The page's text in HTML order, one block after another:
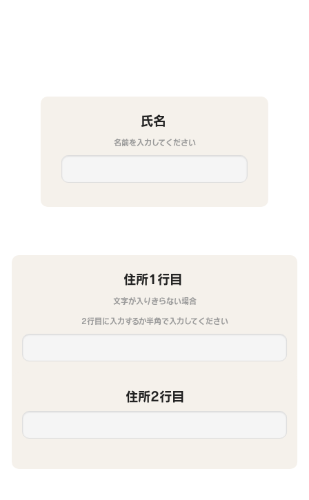
氏名
名前を入力してください
住所1行目
文字が入りきらない場合
2行目に入力するか半角で入力してください
住所2行目